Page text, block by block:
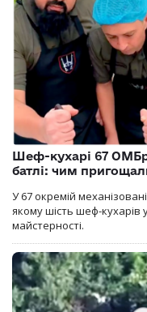
Шеф-кухарі 67
батлі: чим
У 67 окремій
якому шість шеф-кухарів
майстерності.